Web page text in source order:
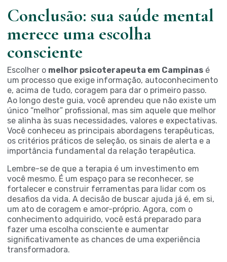
Conclusão: sua saúde mental
merece uma escolha
consciente
Escolher o melhor psicoterapeuta em Campinas é
um processo que exige informação, autoconhecimento
e, acima de tudo, coragem para dar o primeiro passo.
Ao longo deste guia, você aprendeu que não existe um
único “melhor” profissional, mas sim aquele que melhor
se alinha às suas necessidades, valores e expectativas.
Você conheceu as principais abordagens terapêuticas,
os critérios práticos de seleção, os sinais de alerta e a
importância fundamental da relação terapêutica.
Lembre-se de que a terapia é um investimento em
você mesmo. É um espaço para se reconhecer, se
fortalecer e construir ferramentas para lidar com os
desafios da vida. A decisão de buscar ajuda já é, em si,
um ato de coragem e amor-próprio. Agora, com o
conhecimento adquirido, você está preparado para
fazer uma escolha consciente e aumentar
significativamente as chances de uma experiência
transformadora.